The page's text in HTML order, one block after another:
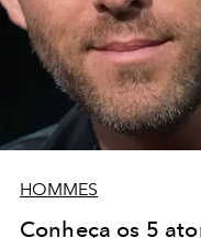
HOMMES
Conheça os 5